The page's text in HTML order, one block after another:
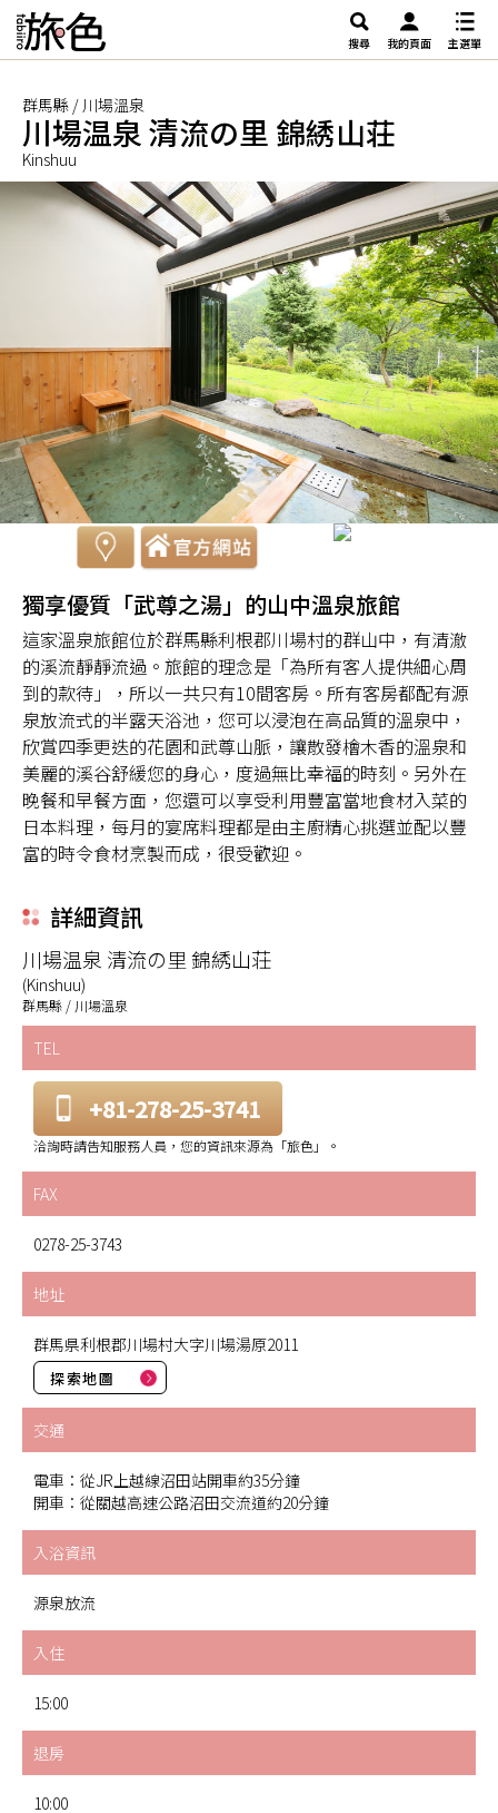
搜尋 我的頁面 主選單
群馬縣 / 川場溫泉
川場温泉 清流の里 錦綉山荘
Kinshuu
獨享優質「武尊之湯」的山中溫泉旅館
這家溫泉旅館位於群馬縣利根郡川場村的群山中，有清澈
的溪流靜靜流過。旅館的理念是「為所有客人提供細心周
到的款待」，所以一共只有10間客房。所有客房都配有源
泉放流式的半露天浴池，您可以浸泡在高品質的溫泉中，
欣賞四季更迭的花園和武尊山脈，讓散發檜木香的溫泉和
美麗的溪谷舒緩您的身心，度過無比幸福的時刻。另外在
晚餐和早餐方面，您還可以享受利用豐富當地食材入菜的
日本料理，每月的宴席料理都是由主廚精心挑選並配以豐
富的時令食材烹製而成，很受歡迎。
詳細資訊
川場温泉 清流の里 錦綉山荘
(Kinshuu)
群馬縣 / 川場溫泉
TEL
+81-278-25-3741
洽詢時請告知服務人員，您的資訊來源為「旅色」。
FAX
0278-25-3743
地址
群馬県利根郡川場村大字川場湯原2011
探索地圖
交通
電車：從JR上越線沼田站開車約35分鐘
開車：從關越高速公路沼田交流道約20分鐘
入浴資訊
源泉放流
入住
15:00
退房
10:00